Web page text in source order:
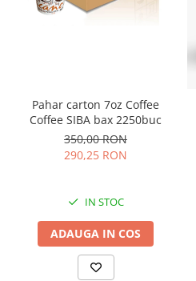
Pahar carton 7oz Coffee
Coffee SIBA bax 2250buc
350,00 RON
290,25 RON
IN STOC
ADAUGA IN COS